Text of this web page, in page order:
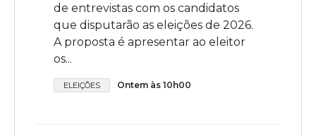
de entrevistas com os candidatos
que disputarão as eleições de 2026.
A proposta é apresentar ao eleitor
os...
ELEIÇÕES Ontem às 10h00